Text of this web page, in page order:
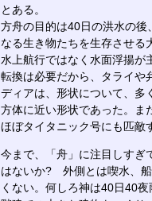
とある。
方舟の目的は40日の洪水の後
なる生き物たちを生存させる
水上航行ではなく水面浮揚が
転換は必要だから、タライや
ディアは、形状について、多
方体に近い形状であった。ま
ほぼタイタニック号にも匹敵
今まで、「舟」に注目しすぎ
はないか? 外側とは喫水、
くない。何しろ神は40日40